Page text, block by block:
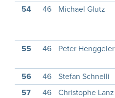
54
46 Michael Glutz
55
46 Peter Henggeler
56
46 Stefan Schnelli
57
46 Christophe Lanz